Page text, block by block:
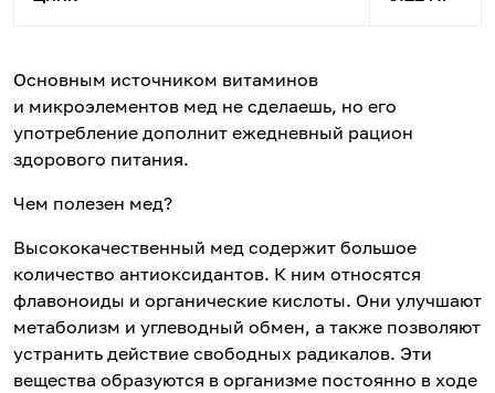
Основным источником витаминов
и микроэлементов мед не сделаешь, но его
употребление дополнит ежедневный рацион
здорового питания.
Чем полезен мед?
Высококачественный мед содержит большое
количество антиоксидантов. К ним относятся
флавоноиды и органические кислоты. Они улучшают
метаболизм и углеводный обмен, а также позволяют
устранить действие свободных радикалов. Эти
вещества образуются в организме постоянно в ходе